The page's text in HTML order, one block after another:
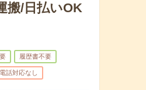
搬/日払いOK
履歴書不要
電話対応なし